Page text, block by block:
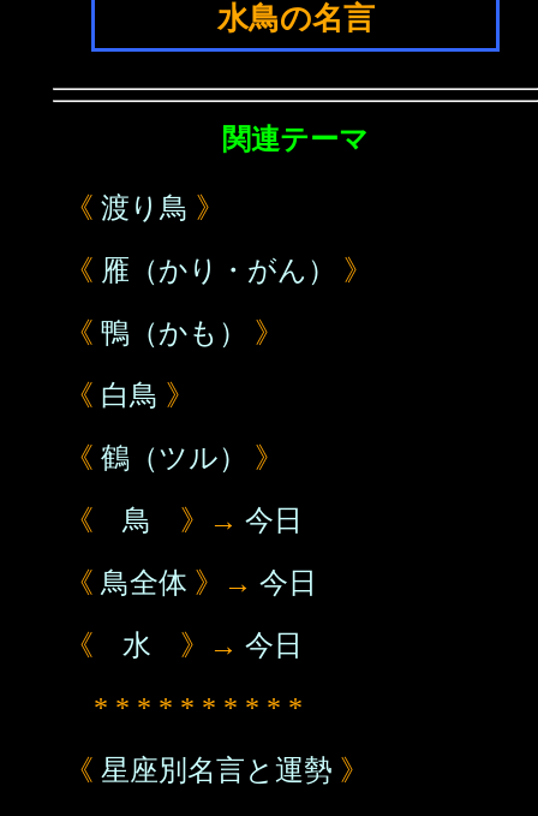
水鳥の名言
関連テーマ
《 渡り鳥 》
《 雁（かり・がん）
》
《 鴨（かも）
》
《 白鳥 》
《 鶴（ツル）
》
《 鳥 》→ 今日
《 鳥全体 》→ 今日
《 水 》→ 今日
* * * * * * * * * *
《 星座別名言と運勢 》